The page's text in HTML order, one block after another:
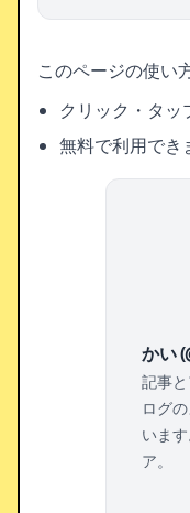
このページの使い
クリック・タッ
無料で利用でき
かい
記事
ログ
いま
ア。